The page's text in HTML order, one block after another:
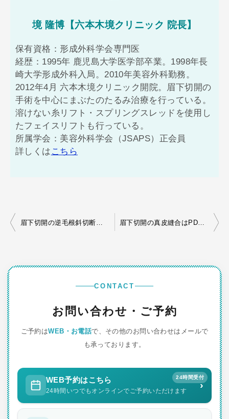
境 隆博【六本木境クリニック 院長】
保有資格：形成外科学会専門医
経歴：1995年 鹿児島大学医学部卒業。1998年長
崎大学形成外科入局。2010年美容外科勤務。
2012年4月 六本木境クリニック開院。眉下切開の
手術を中心にまぶたのたるみ治療を行っている。
溶けない糸リフト・スプリングスレッドを使用し
たフェイスリフトも行っている。
所属学会：美容外科学会（JSAPS）正会員
詳しくは こちら
投
ビ
眉下切開の逆毛根斜切断（wedge incision） 眉下切開の真皮縫合はPDSなどの溶ける糸がいい？
CONTACT
お問い合わせ・ご予約
ご予約はWEB・お電話で、その他のお問い合わせはメールで
も承っております。
24時間受付
WEB予約はこちら
24時間いつでもオンラインでご予約いただけます ›